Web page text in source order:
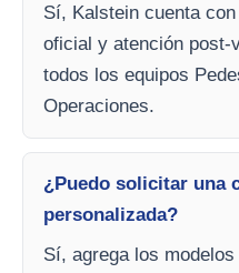
Sí, Kalstein cuenta
oficial y atención post-
todos los equipos
Operaciones.
¿Puedo solicitar una
personalizada?
Sí, agrega los